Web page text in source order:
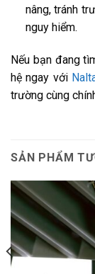
nâng, tránh
nguy hiểm.
Nếu bạn đang
hệ ngay với
trường cùng
SẢN PHẨM